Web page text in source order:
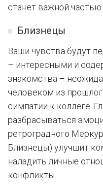
станет важной частью
Близнецы
Ваши чувства будут
– интересными и
знакомства –
человеком из
симпатии к коллеге.
разбрасываться
ретроградного
Близнецы) улучшит
наладить личные
конфликты.